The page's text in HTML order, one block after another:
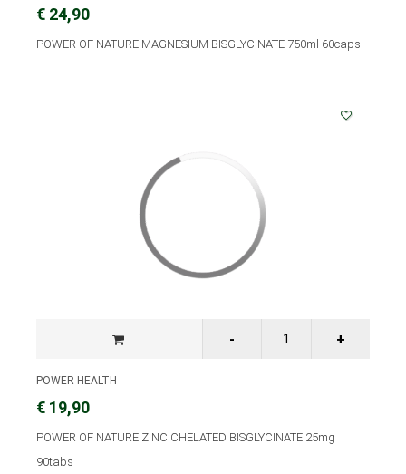
€ 24,90
POWER OF NATURE MAGNESIUM BISGLYCINATE 750ml 60caps
POWER HEALTH
€ 19,90
POWER OF NATURE ZINC CHELATED BISGLYCINATE 25mg
90tabs